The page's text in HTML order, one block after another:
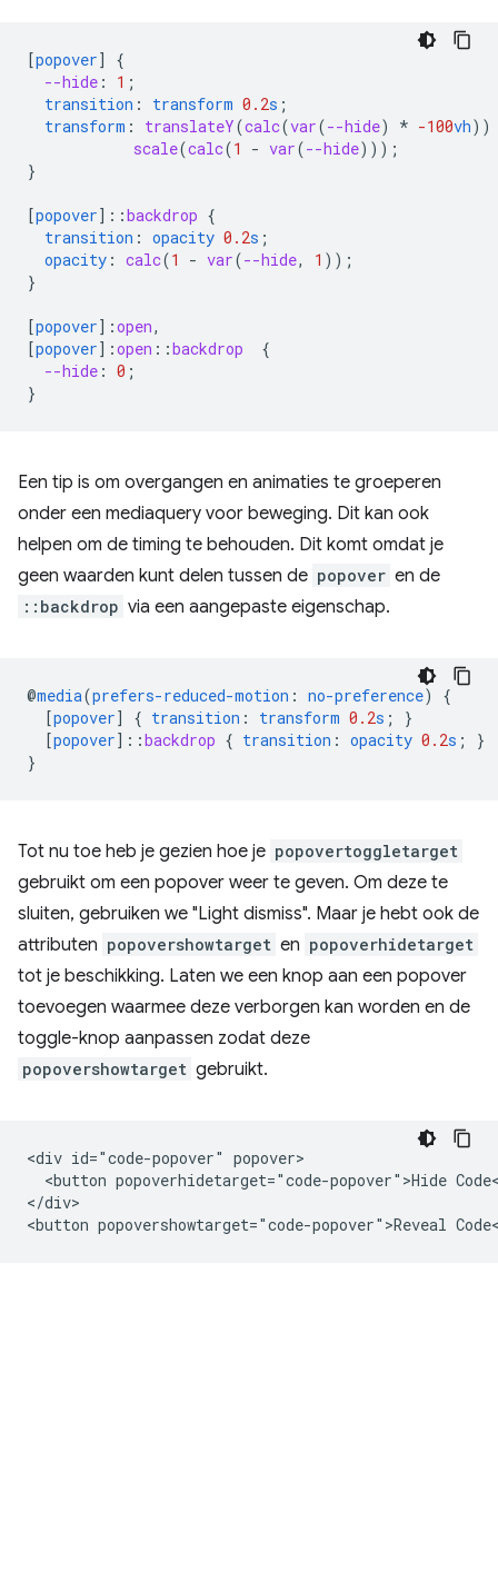
[popover]
{
--hide : 1 ;
transition : transform 0.2s ;
transform : translateY(calc(var(--hide) * -100vh))
scale(calc(1 - var(--hide)));
}
[popover] ::backdrop {
transition : opacity 0.2s ;
opacity : calc(1 - var(--hide, 1 ));
}
[popover] :open,
[popover] :open ::backdrop
{
--hide : 0 ;
}
Een tip is om overgangen en animaties te groeperen
onder een mediaquery voor beweging. Dit kan ook
helpen om de timing te behouden. Dit komt omdat je
geen waarden kunt delen tussen de popover en de
::backdrop via een aangepaste eigenschap.
@media(prefers-reduced-motion : no-preference)
{
[popover] { transition : transform 0.2s ;
}
[popover] ::backdrop { transition : opacity 0.2s ;
}
}
Tot nu toe heb je gezien hoe je popovertoggletarget
gebruikt om een ​​popover weer te geven. Om deze te
sluiten, gebruiken we "Light dismiss". Maar je hebt ook de
attributen popovershowtarget en popoverhidetarget
tot je beschikking. Laten we een knop aan een popover
toevoegen waarmee deze verborgen kan worden en de
toggle-knop aanpassen zodat deze
popovershowtarget gebruikt.
<div id="code-popover" popover>
<button popoverhidetarget="code-popover">Hide
</div>